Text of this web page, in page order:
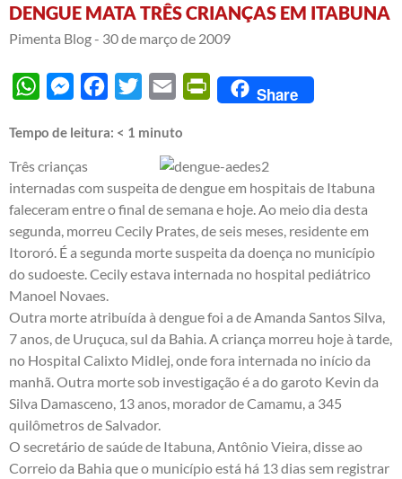
DENGUE MATA TRÊS CRIANÇAS EM ITABUNA
Pimenta Blog - 30 de março de 2009
WhatsAppMessengerFacebook
Twitter Email PrintFriendly
Share
Tempo de leitura: < 1 minuto
Três crianças
internadas com suspeita de dengue em hospitais de Itabuna
faleceram entre o final de semana e hoje. Ao meio dia desta
segunda, morreu Cecily Prates, de seis meses, residente em
Itororó. É a segunda morte suspeita da doença no município
do sudoeste. Cecily estava internada no hospital pediátrico
Manoel Novaes.
Outra morte atribuída à dengue foi a de Amanda Santos Silva,
7 anos, de Uruçuca, sul da Bahia. A criança morreu hoje à tarde,
no Hospital Calixto Midlej, onde fora internada no início da
manhã. Outra morte sob investigação é a do garoto Kevin da
Silva Damasceno, 13 anos, morador de Camamu, a 345
quilômetros de Salvador.
O secretário de saúde de Itabuna, Antônio Vieira, disse ao
Correio da Bahia que o município está há 13 dias sem registrar